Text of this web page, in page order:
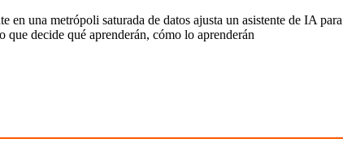
en una metrópoli saturada de datos ajusta un asistente de IA
decide qué aprenderán, cómo lo aprenderán